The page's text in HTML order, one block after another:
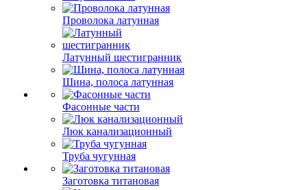
Проволока латунная
Латунный шестигранник
Шина, полоса латунная
Фасонные части
Люк канализационный
Труба чугунная
Заготовка титановая